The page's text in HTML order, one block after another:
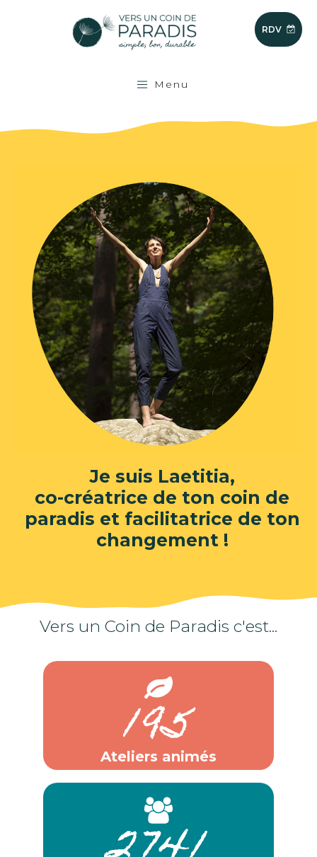
RDV
Menu
Je suis Laetitia,
co-créatrice de ton coin de
paradis et facilitatrice de ton
changement !
Vers un Coin de Paradis c'est...
195
Ateliers animés